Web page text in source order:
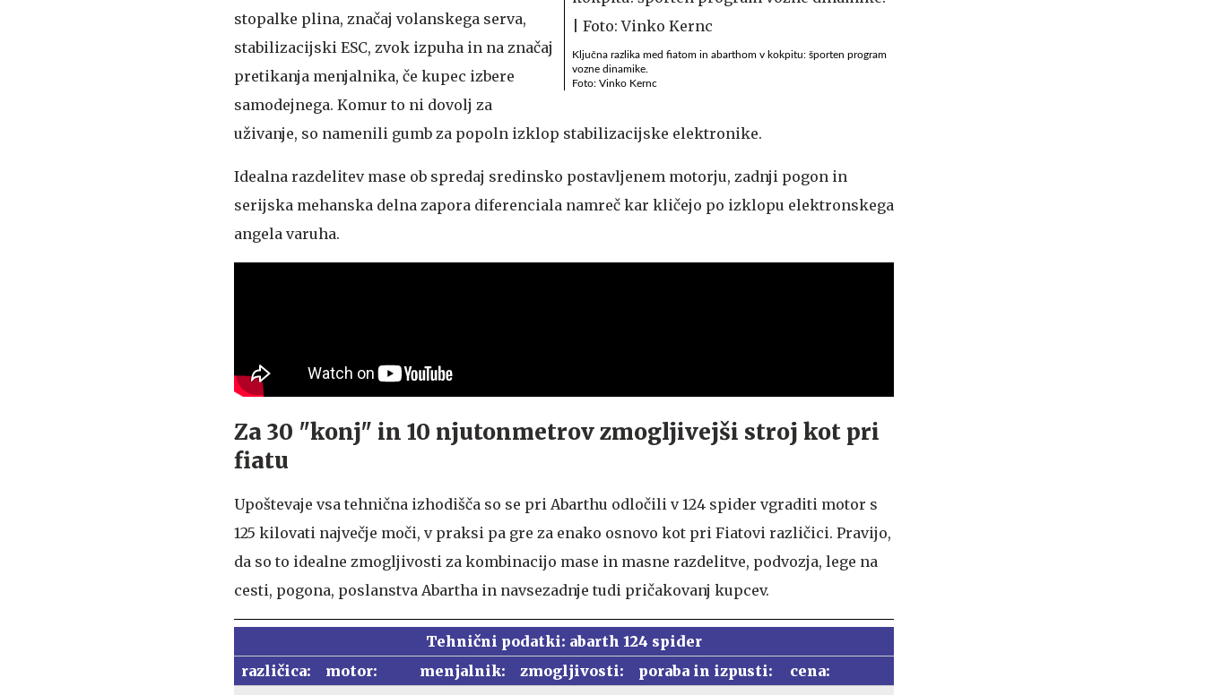
Ključna razlika med fiatom in abarthom v kokpitu: športen program
vozne dinamike.
Foto: Vinko Kernc
stopalke plina, značaj volanskega serva,
stabilizacijski ESC, zvok izpuha in na značaj
pretikanja menjalnika, če kupec izbere
samodejnega. Komur to ni dovolj za
uživanje, so namenili gumb za popoln izklop stabilizacijske elektronike.
Idealna razdelitev mase ob spredaj sredinsko postavljenem motorju, zadnji pogon in
serijska mehanska delna zapora diferenciala namreč kar kličejo po izklopu elektronskega
angela varuha.
Za 30 "konj" in 10 njutonmetrov zmogljivejši stroj kot pri
fiatu
Upoštevaje vsa tehnična izhodišča so se pri Abarthu odločili v 124 spider vgraditi motor s
125 kilovati največje moči, v praksi pa gre za enako osnovo kot pri Fiatovi različici. Pravijo,
da so to idealne zmogljivosti za kombinacijo mase in masne razdelitve, podvozja, lege na
cesti, pogona, poslanstva Abartha in navsezadnje tudi pričakovanj kupcev.
Tehnični podatki: abarth 124 spider
različica:
motor: menjalnik: zmogljivosti: poraba in izpusti: cena: